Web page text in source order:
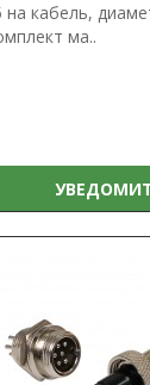
на кабель,
ма..